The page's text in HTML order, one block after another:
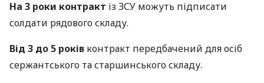
На 3 роки контракт із ЗСУ можуть підписати
солдати рядового складу.
Від 3 до 5 років контракт передбачений для осіб
сержантського та старшинського складу.